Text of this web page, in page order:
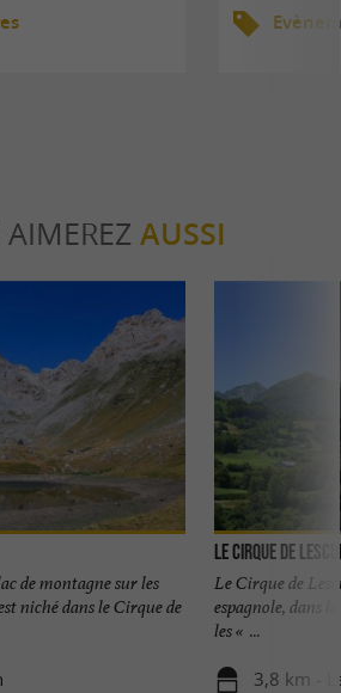
AUSSI
de montagne sur les
niché dans le Cirque de
Le Cirque de
Le Cirque de
espagnole, dans
les « ...
3,8 km -